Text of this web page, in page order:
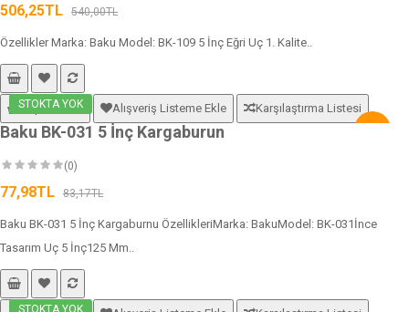
506,25TL 540,00TL
Özellikler Marka: Baku Model: BK-109 5 İnç Eğri Uç 1. Kalite..
STOKTA YOK
Sepete Ekle Alışveriş Listeme Ekle Karşılaştırma Listesi
Baku BK-031 5 İnç Kargaburun
(0)
77,98TL 83,17TL
Baku BK-031 5 İnç Kargaburnu ÖzellikleriMarka: BakuModel: BK-031İnce
Tasarım Uç 5 İnç125 Mm..
STOKTA YOK